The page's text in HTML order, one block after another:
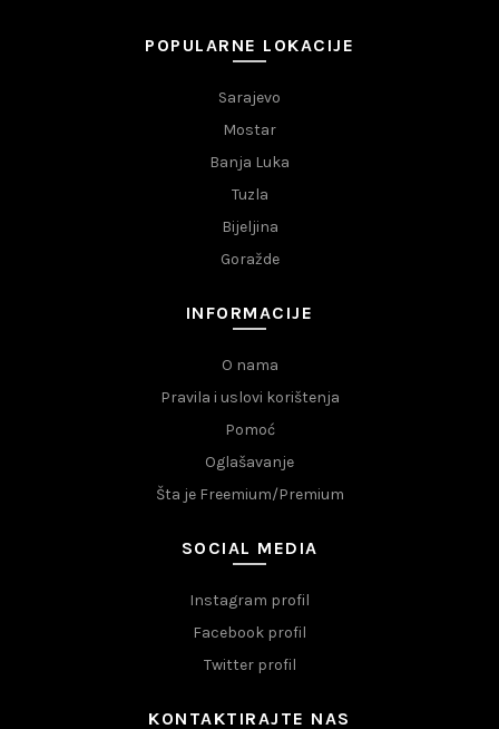
POPULARNE LOKACIJE
Sarajevo
Mostar
Banja Luka
Tuzla
Bijeljina
Goražde
INFORMACIJE
O nama
Pravila i uslovi korištenja
Pomoć
Oglašavanje
Šta je Freemium/Premium
SOCIAL MEDIA
Instagram profil
Facebook profil
Twitter profil
KONTAKTIRAJTE NAS